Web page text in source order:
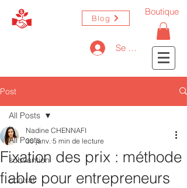
Blog
Se connecter
Boutique
Post
All Posts
subvention
contrat
All Posts
Fixation des prix : méthode
fiable pour entrepreneurs
Nadine CHENNAFI
30 janv. 5 min de lecture